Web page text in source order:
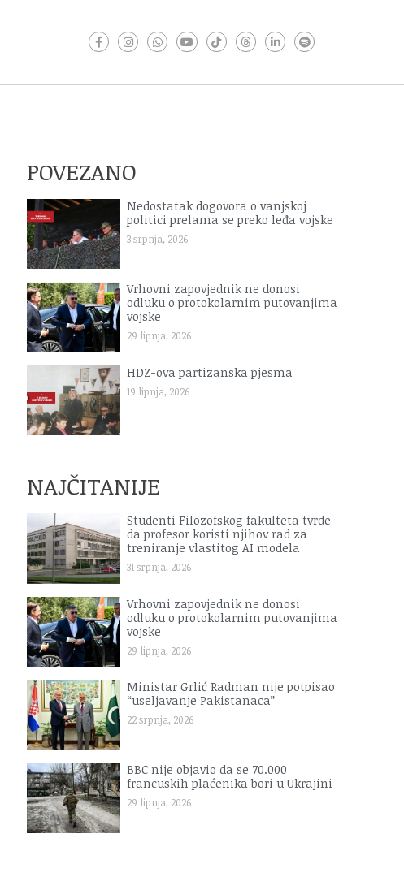
POVEZANO
Nedostatak dogovora o vanjskoj
politici prelama se preko leđa vojske
3 srpnja, 2026
Vrhovni zapovjednik ne donosi
odluku o protokolarnim putovanjima
vojske
29 lipnja, 2026
HDZ-ova partizanska pjesma
19 lipnja, 2026
NAJČITANIJE
Studenti Filozofskog fakulteta tvrde
da profesor koristi njihov rad za
treniranje vlastitog AI modela
31 srpnja, 2026
Vrhovni zapovjednik ne donosi
odluku o protokolarnim putovanjima
vojske
29 lipnja, 2026
Ministar Grlić Radman nije potpisao
“useljavanje Pakistanaca”
22 srpnja, 2026
BBC nije objavio da se 70.000
francuskih plaćenika bori u Ukrajini
29 lipnja, 2026